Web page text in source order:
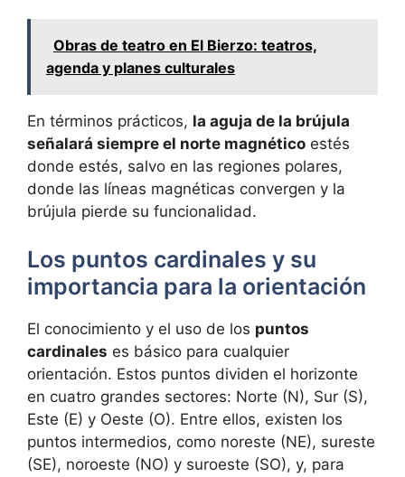
Obras de teatro en El Bierzo: teatros,
agenda y planes culturales
En términos prácticos, la aguja de la brújula
señalará siempre el norte magnético estés
donde estés, salvo en las regiones polares,
donde las líneas magnéticas convergen y la
brújula pierde su funcionalidad.
Los puntos cardinales y su
importancia para la orientación
El conocimiento y el uso de los puntos
cardinales es básico para cualquier
orientación. Estos puntos dividen el horizonte
en cuatro grandes sectores: Norte (N), Sur (S),
Este (E) y Oeste (O). Entre ellos, existen los
puntos intermedios, como noreste (NE), sureste
(SE), noroeste (NO) y suroeste (SO), y, para